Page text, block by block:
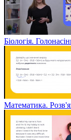
Біологія.
Математика.